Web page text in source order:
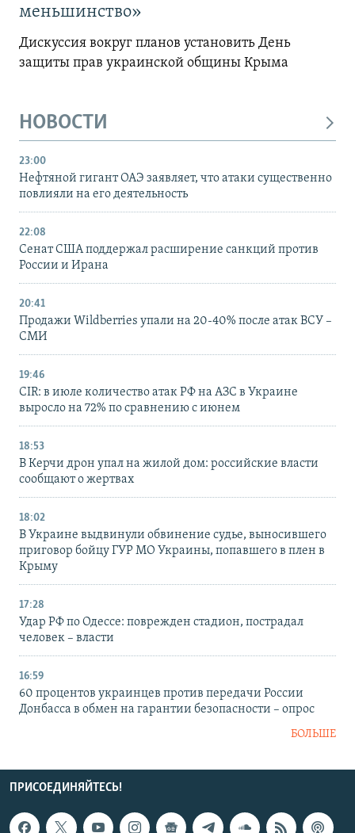
меньшинство»
Дискуссия вокруг планов установить День
защиты прав украинской общины Крыма
НОВОСТИ
23:00
Нефтяной гигант ОАЭ заявляет, что атаки существенно
повлияли на его деятельность
22:08
Сенат США поддержал расширение санкций против
России и Ирана
20:41
Продажи Wildberries упали на 20-40% после атак ВСУ –
СМИ
19:46
CIR: в июле количество атак РФ на АЗС в Украине
выросло на 72% по сравнению с июнем
18:53
В Керчи дрон упал на жилой дом: российские власти
сообщают о жертвах
18:02
В Украине выдвинули обвинение судье, выносившего
приговор бойцу ГУР МО Украины, попавшего в плен в
Крыму
17:28
Удар РФ по Одессе: поврежден стадион, пострадал
человек – власти
16:59
60 процентов украинцев против передачи России
Донбасса в обмен на гарантии безопасности – опрос
БОЛЬШЕ
ПРИСОЕДИНЯЙТЕСЬ!